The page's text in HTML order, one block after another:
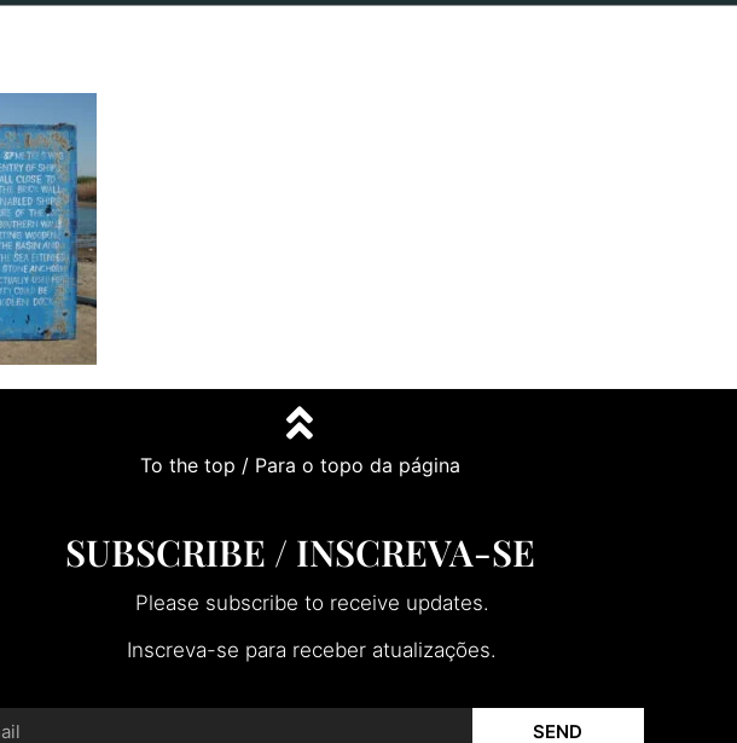
To the top / Para o topo da página
SUBSCRIBE / INSCREVA-SE
Please subscribe to receive updates.
Inscreva-se para receber atualizações.
SEND